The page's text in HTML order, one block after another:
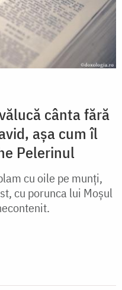
cânta fără
așa cum îl
Pelerinul
cu oile pe munţi,
cu porunca lui Moşul